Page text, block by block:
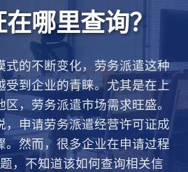
哪里查询？
式的不断变化，劳务派遣这种
受到企业的青睐。尤其是在上
，劳务派遣市场需求旺盛。
，申请劳务派遣经营许可证成
。然而，很多企业在申请过程
，不知道该如何查询相关信